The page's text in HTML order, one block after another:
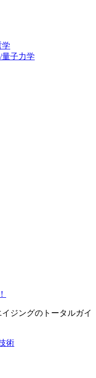
学
量子力学
ジングのトータルガイ
術